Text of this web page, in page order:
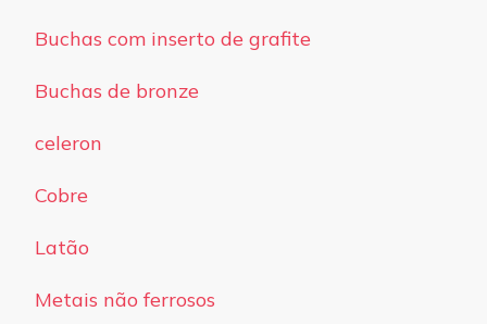
Buchas com inserto de grafite
Buchas de bronze
celeron
Cobre
Latão
Metais não ferrosos